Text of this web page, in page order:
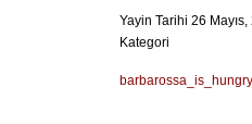
Yayin Tarihi 26
Kategori